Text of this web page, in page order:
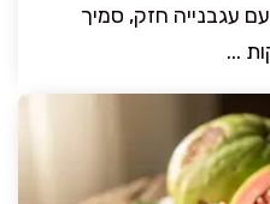
עגבנייה חזק, סמיך
...